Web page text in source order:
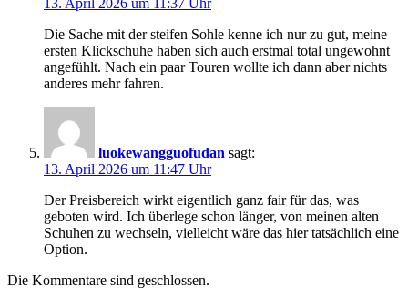
13. April 2026 um 11:37 Uhr
Die Sache mit der steifen Sohle kenne ich nur zu gut, meine
ersten Klickschuhe haben sich auch erstmal total ungewohnt
angefühlt. Nach ein paar Touren wollte ich dann aber nichts
anderes mehr fahren.
luokewangguofudan sagt:
13. April 2026 um 11:47 Uhr
Der Preisbereich wirkt eigentlich ganz fair für das, was
geboten wird. Ich überlege schon länger, von meinen alten
Schuhen zu wechseln, vielleicht wäre das hier tatsächlich eine
Option.
Die Kommentare sind geschlossen.